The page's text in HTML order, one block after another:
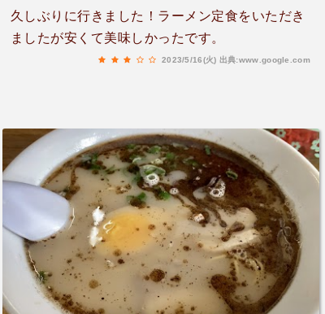
久しぶりに行きました！ラーメン定食をいただき
ましたが安くて美味しかったです。
2023/5/16(火) 出典:www.google.com